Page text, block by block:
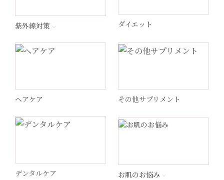
MSS
紫外線対策 ダイエット
ヘアケア その他サプリメント
デンタルケア お肌のお悩み